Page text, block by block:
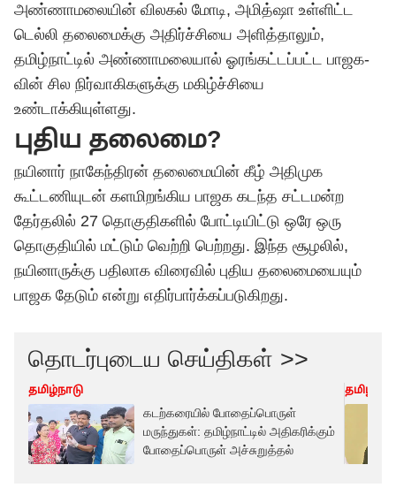
அண்ணாமலையின் விலகல் மோடி, அமித்ஷா உள்ளிட்ட
டெல்லி தலைமைக்கு அதிர்ச்சியை அளித்தாலும்,
தமிழ்நாட்டில் அண்ணாமலையால் ஓரங்கட்டப்பட்ட பாஜக-
வின் சில நிர்வாகிகளுக்கு மகிழ்ச்சியை
உண்டாக்கியுள்ளது.
புதிய தலைமை?
நயினார் நாகேந்திரன் தலைமையின் கீழ் அதிமுக
கூட்டணியுடன் களமிறங்கிய பாஜக கடந்த சட்டமன்ற
தேர்தலில் 27 தொகுதிகளில் போட்டியிட்டு ஒரே ஒரு
தொகுதியில் மட்டும் வெற்றி பெற்றது. இந்த சூழலில்,
நயினாருக்கு பதிலாக விரைவில் புதிய தலைமையையும்
பாஜக தேடும் என்று எதிர்பார்க்கப்படுகிறது.
தொடர்புடைய செய்திகள் >>
தமிழ்நாடு
கடற்கரையில் போதைப்பொருள்
மருந்துகள்: தமிழ்நாட்டில் அதிகரிக்கும்
போதைப்பொருள் அச்சுறுத்தல்